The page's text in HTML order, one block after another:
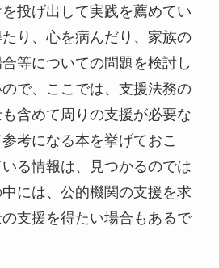
投げ出して実践を薦めてい
り、心を病んだり、家族の
等についての問題を検討し
で、ここでは、支援法務の
含めて周りの支援が必要な
考になる本を挙げておこ
る情報は、見つかるのでは
には、公的機関の支援を求
支援を得たい場合もあるで